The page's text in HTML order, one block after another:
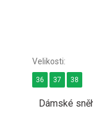
Dámské
36 37 38